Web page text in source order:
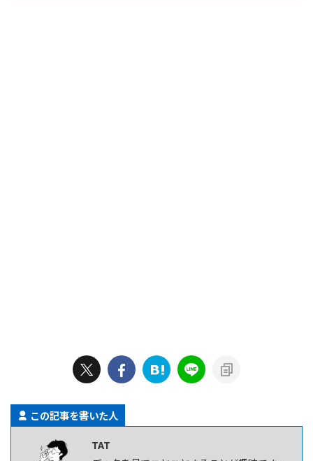
この記事を書いた人
TAT